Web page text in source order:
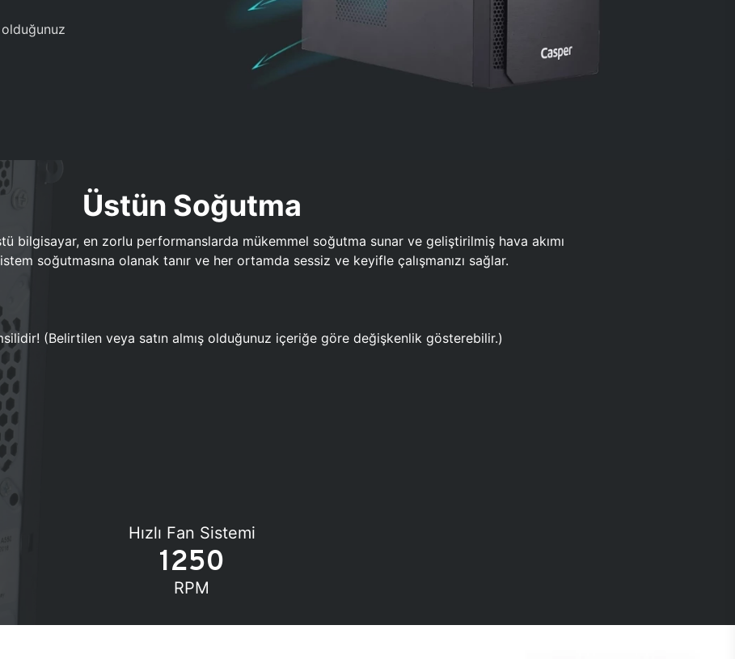
Üstün Soğutma
bilgisayar, en zorlu performanslarda mükemmel soğutma sunar ve geliştirilmiş hava akımı
soğutmasına olanak tanır ve her ortamda sessiz ve keyifle çalışmanızı sağlar.
(Belirtilen veya satın almış olduğunuz içeriğe göre değişkenlik gösterebilir.)
Hızlı Fan Sistemi
1250
RPM